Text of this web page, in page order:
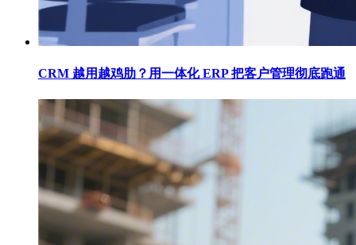
CRM 越用越鸡肋？用一体化 ERP 把客户管理彻底跑通